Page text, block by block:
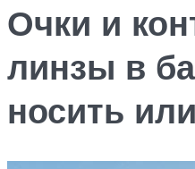
Очки и
линзы в
носить